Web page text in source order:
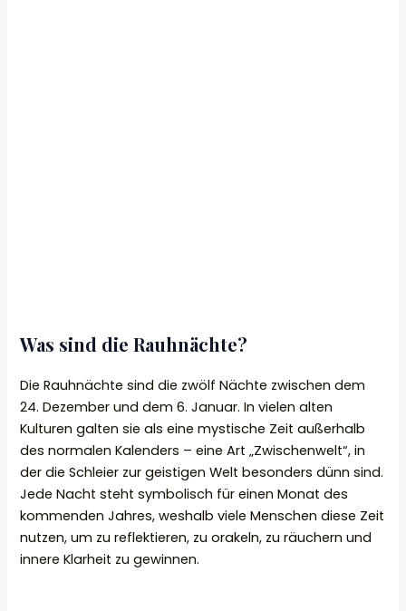
Was sind die Rauhnächte?
Die Rauhnächte sind die zwölf Nächte zwischen dem
24. Dezember und dem 6. Januar. In vielen alten
Kulturen galten sie als eine mystische Zeit außerhalb
des normalen Kalenders – eine Art „Zwischenwelt“, in
der die Schleier zur geistigen Welt besonders dünn sind.
Jede Nacht steht symbolisch für einen Monat des
kommenden Jahres, weshalb viele Menschen diese Zeit
nutzen, um zu reflektieren, zu orakeln, zu räuchern und
innere Klarheit zu gewinnen.